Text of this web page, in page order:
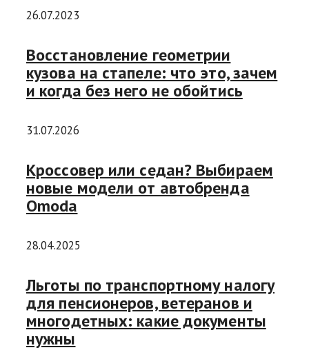
26.07.2023
Восстановление геометрии
кузова на стапеле: что это, зачем
и когда без него не обойтись
31.07.2026
Кроссовер или седан? Выбираем
новые модели от автобренда
Omoda
28.04.2025
Льготы по транспортному налогу
для пенсионеров, ветеранов и
многодетных: какие документы
нужны